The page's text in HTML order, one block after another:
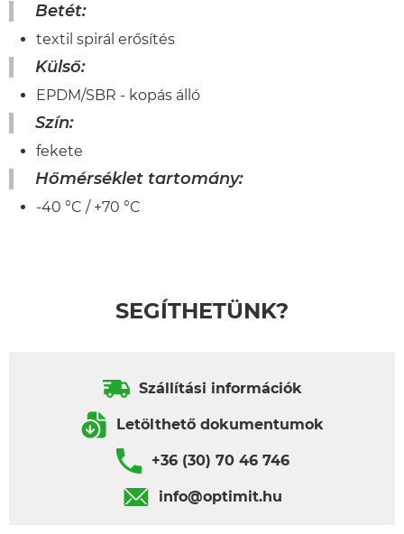
Betét:
textil spirál erősítés
Külső:
EPDM/SBR - kopás álló
Szín:
fekete
Hőmérséklet tartomány:
-40 °C / +70 °C
SEGÍTHETÜNK?
Szállítási információk
Letölthető dokumentumok
+36 (30) 70 46 746
info@optimit.hu